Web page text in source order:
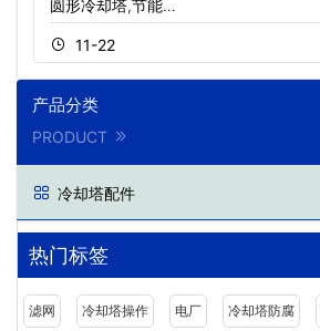
圆形冷却塔,节能…
11-22
产品分类
PRODUCT
冷却塔配件
热门标签
滤网 冷却塔操作 电厂 冷却塔防腐